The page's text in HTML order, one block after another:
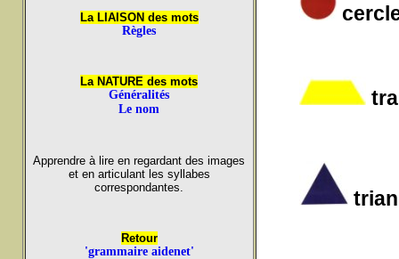
La LIAISON des mots
Règles
La NATURE des mots
Généralités
Le nom
Apprendre à lire en regardant des images
et en articulant les syllabes
correspondantes.
Retour
'grammaire aidenet'